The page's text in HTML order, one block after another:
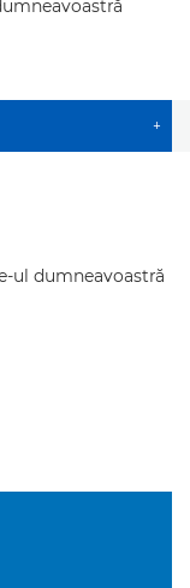
+
ul dumneavoastră